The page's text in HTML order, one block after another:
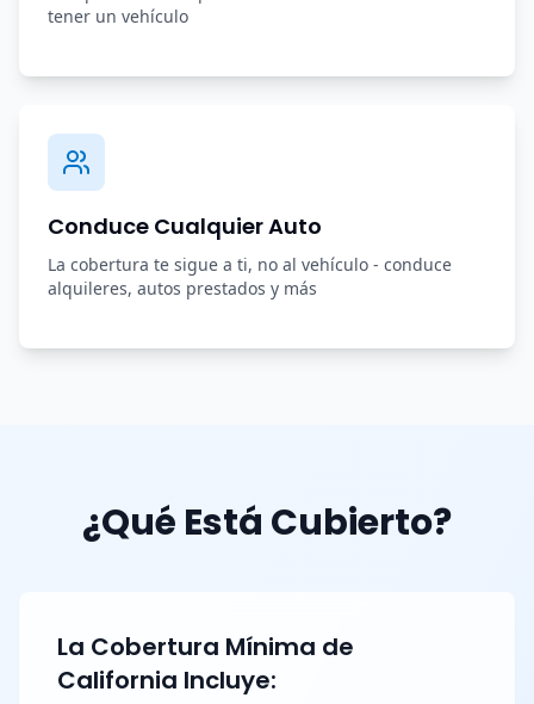
tener un vehículo
Conduce Cualquier Auto
La cobertura te sigue a ti, no al vehículo - conduce
alquileres, autos prestados y más
¿Qué Está Cubierto?
La Cobertura Mínima de
California Incluye: